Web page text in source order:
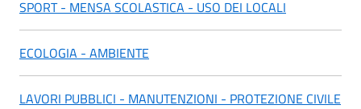
SPORT - MENSA SCOLASTICA - USO DEI LOCALI
ECOLOGIA - AMBIENTE
LAVORI PUBBLICI - MANUTENZIONI - PROTEZIONE CIVILE